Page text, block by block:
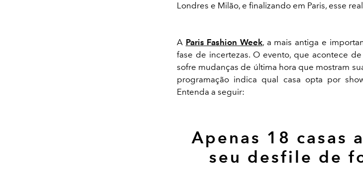
Londres e Milão, e finalizando em Paris, esse
A Paris Fashion Week, a mais antiga e
fase de incertezas. O evento, que acontece
sofre mudanças de última hora que mostram
programação indica qual casa opta por
Entenda a seguir:
Apenas 18 casas
seu desfile de